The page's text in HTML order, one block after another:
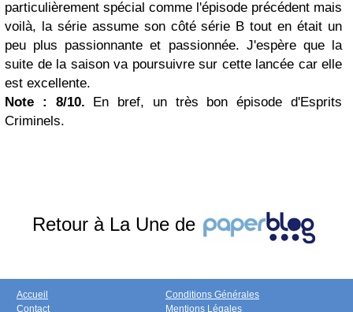
particulièrement spécial comme l'épisode précédent mais
voilà, la série assume son côté série B tout en était un
peu plus passionnante et passionnée. J'espère que la
suite de la saison va poursuivre sur cette lancée car elle
est excellente.
Note : 8/10. En bref, un très bon épisode d'Esprits
Criminels.
Retour à La Une de
Accueil
Contact
Conditions Générales
Mentions Légales